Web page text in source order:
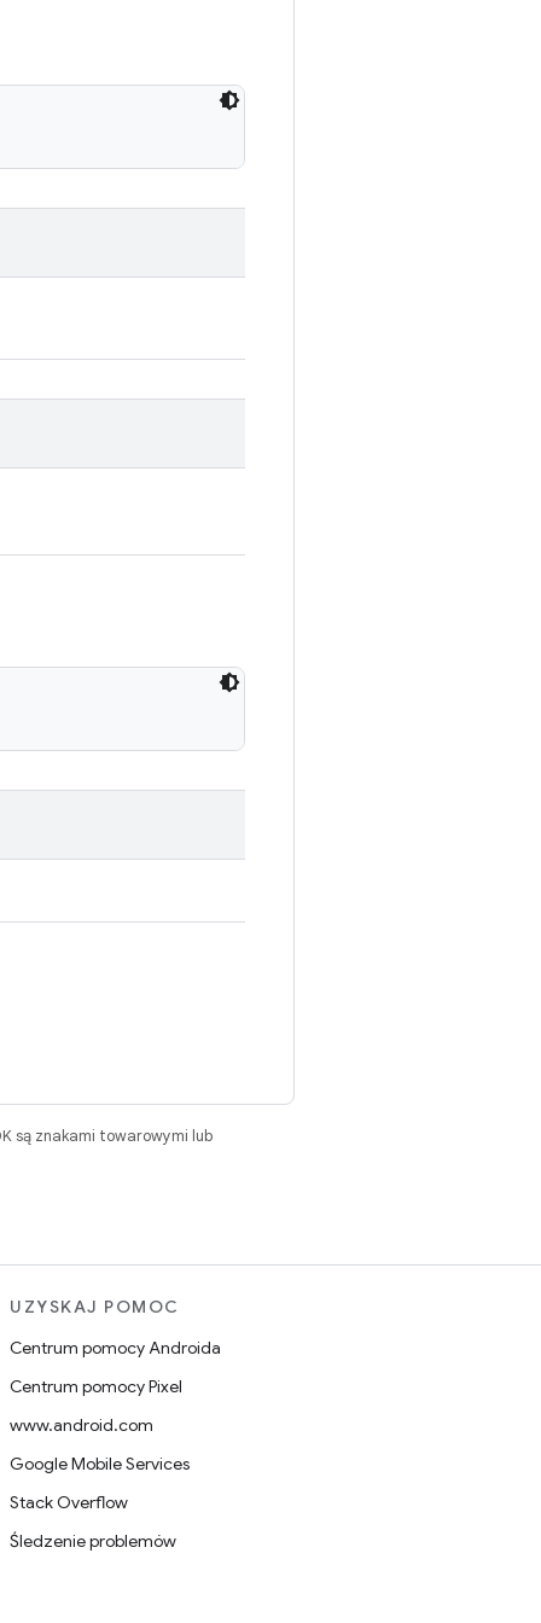
są znakami towarowymi lub
UZYSKAJ POMOC
Centrum pomocy Androida
Centrum pomocy Pixel
www.android.com
Google Mobile Services
Stack Overflow
Śledzenie problemów